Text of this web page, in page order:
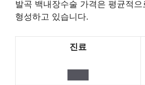
발곡 백내장수술 가격은 평균적
형성하고 있습니다.
진료